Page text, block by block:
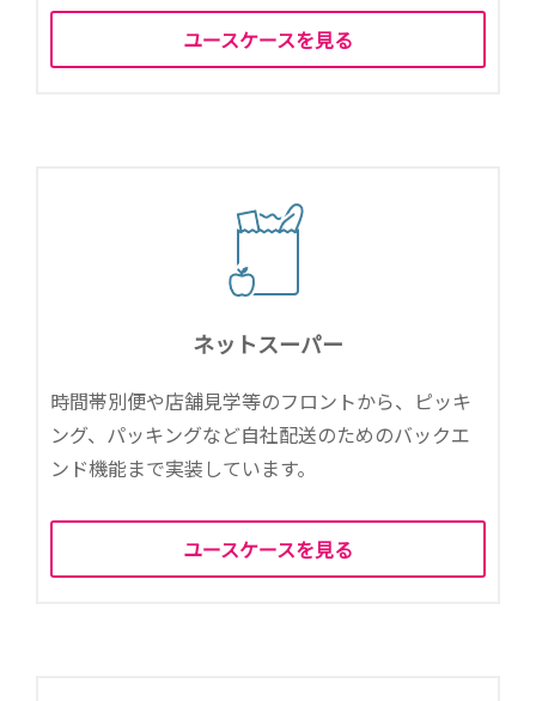
ユースケースを見る
ネットスーパー
時間帯別便や店舗見学等のフロントから、ピッキ
ング、パッキングなど自社配送のためのバックエ
ンド機能まで実装しています。
ユースケースを見る